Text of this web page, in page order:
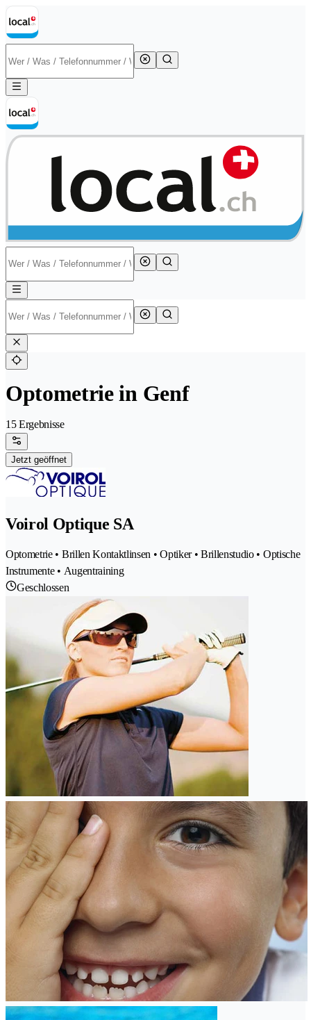
Optometrie in Genf
15 Ergebnisse
Jetzt geöffnet
Voirol Optique SA
Optometrie • Brillen Kontaktlinsen • Optiker • Brillenstudio • Optische
Instrumente • Augentraining
Geschlossen